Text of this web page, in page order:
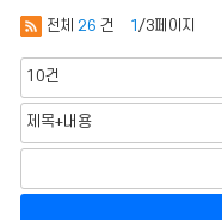
전체 26 건 1 /3페이지